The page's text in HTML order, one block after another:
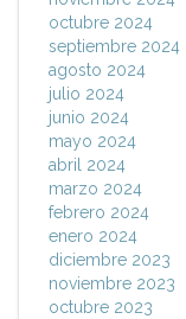
octubre 2024
septiembre 2024
agosto 2024
julio 2024
junio 2024
mayo 2024
abril 2024
marzo 2024
febrero 2024
enero 2024
diciembre 2023
noviembre 2023
octubre 2023